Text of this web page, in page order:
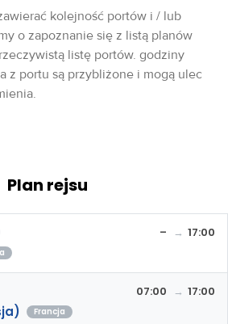
kolejność portów i / lub
o zapoznanie się z listą planów
listę portów. godziny
z portu są przybliżone i mogą ulec
Plan rejsu
– 17:00
Francja
07:00 17:00